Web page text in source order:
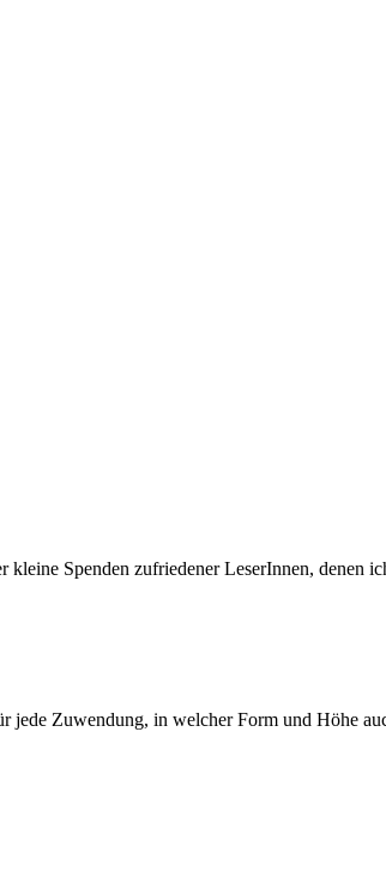
Spenden zufriedener Le­serInnen, denen
jede Zuwendung, in welcher Form und Höhe